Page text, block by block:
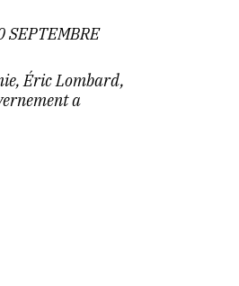
SEPTEMBRE
Éric Lombard,
a